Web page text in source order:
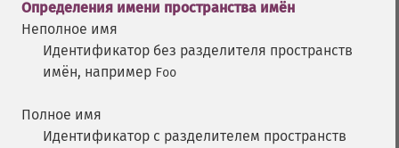
Определения имени пространства имён
Неполное имя
Идентификатор без разделителя пространств
имён, например Foo
Полное имя
Идентификатор с разделителем пространств